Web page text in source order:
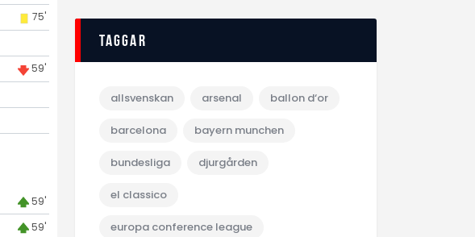
75'
59'
59'
59'
Taggar
allsvenskan arsenal ballon d‘or
barcelona bayern munchen
bundesliga djurgården
el classico
europa conference league